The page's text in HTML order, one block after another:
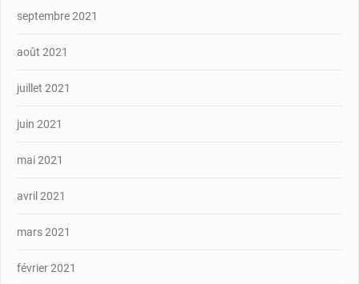
septembre 2021
août 2021
juillet 2021
juin 2021
mai 2021
avril 2021
mars 2021
février 2021